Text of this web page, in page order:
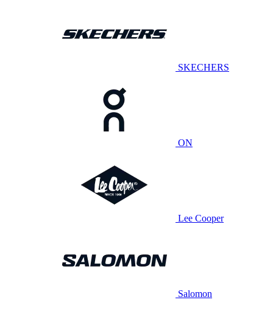
SKECHERS
ON
Lee Cooper
Salomon